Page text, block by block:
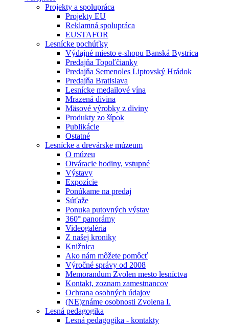
Projekty a spolupráca
Projekty EU
Reklamná spolupráca
EUSTAFOR
Lesnícke pochúťky
Výdajné miesto e-shopu Banská Bystrica
Predajňa Topoľčianky
Predajňa Semenoles Liptovský Hrádok
Predajňa Bratislava
Lesnícke medailové vína
Mrazená divina
Mäsové výrobky z diviny
Produkty zo šípok
Publikácie
Ostatné
Lesnícke a drevárske múzeum
O múzeu
Otváracie hodiny, vstupné
Výstavy
Expozície
Ponúkame na predaj
Súťaže
Ponuka putovných výstav
360° panorámy
Videogaléria
Z našej kroniky
Knižnica
Ako nám môžete pomôcť
Výročné správy od 2008
Memorandum Zvolen mesto lesníctva
Kontakt, zoznam zamestnancov
Ochrana osobných údajov
(NE)známe osobnosti Zvolena I.
Lesná pedagogika
Lesná pedagogika - kontakty